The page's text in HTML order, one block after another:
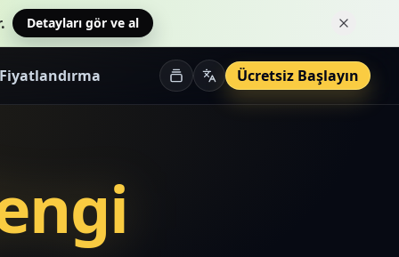
Detayları gör ve al Bu
Fiyatlandırma Ücretsiz Başlayın